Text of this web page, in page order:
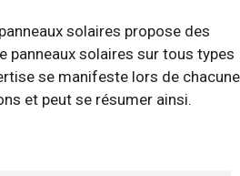
solaires propose des
panneaux solaires sur tous types
se manifeste lors de chacune
et peut se résumer ainsi.